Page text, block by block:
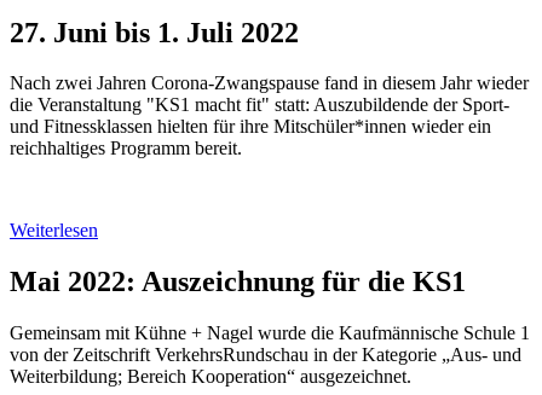
27. Juni bis 1. Juli 2022
Nach zwei Jahren Corona-Zwangspause fand in diesem Jahr wieder
die Veranstaltung "KS1 macht fit" statt: Auszubildende der Sport-
und Fitnessklassen hielten für ihre Mitschüler*innen wieder ein
reichhaltiges Programm bereit.
Weiterlesen
Mai 2022: Auszeichnung für die KS1
Gemeinsam mit Kühne + Nagel wurde die Kaufmännische Schule 1
von der Zeitschrift VerkehrsRundschau in der Kategorie „Aus- und
Weiterbildung; Bereich Kooperation“ ausgezeichnet.